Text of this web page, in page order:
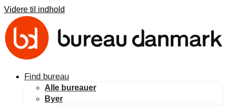
Videre til indhold
Find bureau
Alle bureauer
Byer